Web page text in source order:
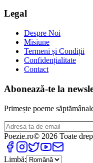
Legal
Despre Noi
Misiune
Termeni și Condiții
Confidențialitate
Contact
Abonează-te la
Primește poeme
Poezie.ro© 2026 Toate
Limbă: